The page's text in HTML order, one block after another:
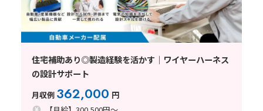
住宅補助あり◎製造経験を活かす｜ワイヤーハーネス
の設計サポート
月収例 362,000 円